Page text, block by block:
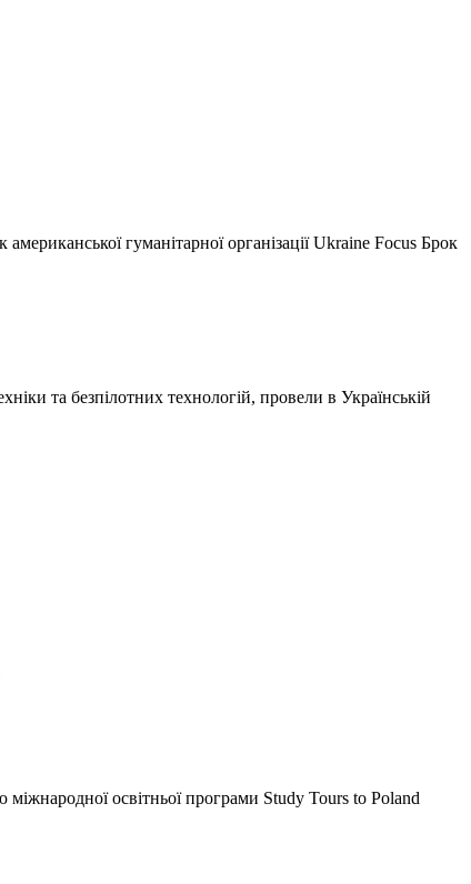
гуманітарної організації Ukraine Focus Брок
та безпілотних технологій, провели в Українській
освітньої програми Study Tours to Poland